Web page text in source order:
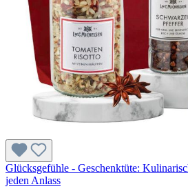
Glücksgefühle - Geschenktüte:
jeden Anlass